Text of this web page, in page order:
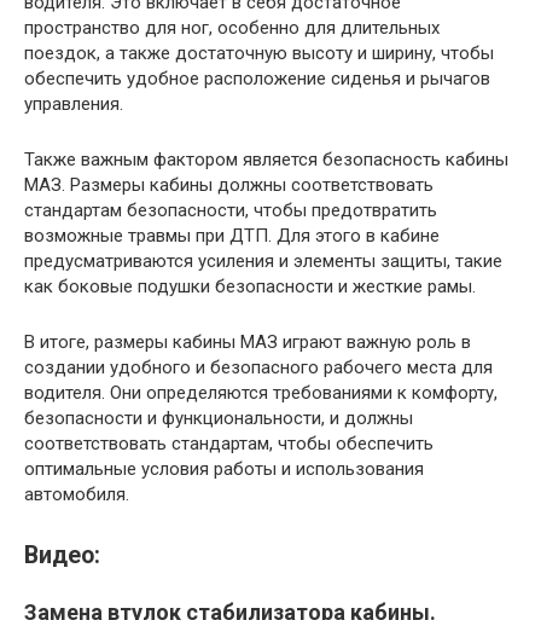
пространство для ног, особенно для длительных
поездок, а также достаточную высоту и ширину, чтобы
обеспечить удобное расположение сиденья и рычагов
управления.
Также важным фактором является безопасность кабины
МАЗ. Размеры кабины должны соответствовать
стандартам безопасности, чтобы предотвратить
возможные травмы при ДТП. Для этого в кабине
предусматриваются усиления и элементы защиты, такие
как боковые подушки безопасности и жесткие рамы.
В итоге, размеры кабины МАЗ играют важную роль в
создании удобного и безопасного рабочего места для
водителя. Они определяются требованиями к комфорту,
безопасности и функциональности, и должны
соответствовать стандартам, чтобы обеспечить
оптимальные условия работы и использования
автомобиля.
Видео:
Замена втулок стабилизатора кабины.